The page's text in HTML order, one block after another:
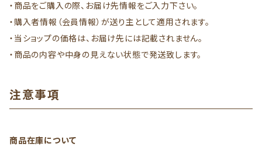
・商品をご購入の際、お届け先情報をご入力下さい。
・購入者情報（会員情報）が送り主として適用されます。
・当ショップの価格は、お届け先には記載されません。
・商品の内容や中身の見えない状態で発送致します。
注意事項
商品在庫について